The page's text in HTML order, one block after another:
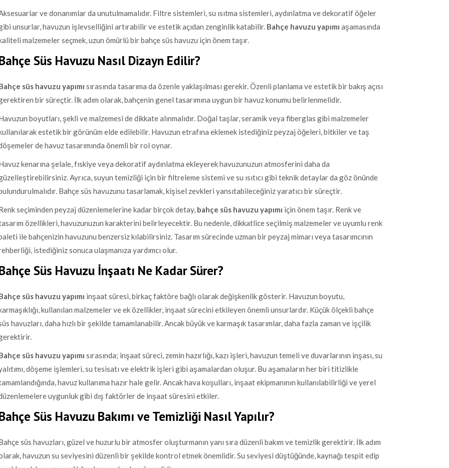
ve donanımlar da unutulmamalıdır. Filtre sistemleri, su ısıtma sistemleri, aydınlatma ve dekoratif öğeler
unsurlar, havuzun işlevselliğini artırabilir ve estetik açıdan zenginlik katabilir. Bahçe havuzu yapımı aşamasında
malzemeler seçmek, uzun ömürlü bir bahçe süs havuzu için önem taşır.
Süs Havuzu Nasıl Dizayn Edilir?
süs havuzu yapımı sırasında tasarıma da özenle yaklaşılması gerekir. Özenli planlama ve estetik bir bakış açısı
bir süreçtir. İlk adım olarak, bahçenin genel tasarımına uygun bir havuz konumu belirlenmelidir.
boyutları, şekli ve malzemesi de dikkate alınmalıdır. Doğal taşlar, seramik veya fiberglas gibi malzemeler
estetik bir görünüm elde edilebilir. Havuzun etrafına eklemek istediğiniz peyzaj öğeleri, bitkiler ve taş
de havuz tasarımında önemli bir rol oynar.
kenarına şelale, fıskiye veya dekoratif aydınlatma ekleyerek havuzunuzun atmosferini daha da
Ayrıca, suyun temizliği için bir filtreleme sistemi ve su ısıtıcı gibi teknik detaylar da göz önünde
Bahçe süs havuzunu tasarlamak, kişisel zevkleri yansıtabileceğiniz yaratıcı bir süreçtir.
seçiminden peyzaj düzenlemelerine kadar birçok detay, bahçe süs havuzu yapımı için önem taşır. Renk ve
özellikleri, havuzunuzun karakterini belirleyecektir. Bu nedenle, dikkatlice seçilmiş malzemeler ve uyumlu renk
ile bahçenizin havuzunu benzersiz kılabilirsiniz. Tasarım sürecinde uzman bir peyzaj mimarı veya tasarımcının
istediğiniz sonuca ulaşmanıza yardımcı olur.
Süs Havuzu İnşaatı Ne Kadar Sürer?
süs havuzu yapımı inşaat süresi, birkaç faktöre bağlı olarak değişkenlik gösterir. Havuzun boyutu,
kullanılan malzemeler ve ek özellikler, inşaat sürecini etkileyen önemli unsurlardır. Küçük ölçekli bahçe
havuzları, daha hızlı bir şekilde tamamlanabilir. Ancak büyük ve karmaşık tasarımlar, daha fazla zaman ve işçilik
süs havuzu yapımı sırasında; inşaat süreci, zemin hazırlığı, kazı işleri, havuzun temeli ve duvarlarının inşası, su
döşeme işlemleri, su tesisatı ve elektrik işleri gibi aşamalardan oluşur. Bu aşamaların her biri titizlikle
havuz kullanıma hazır hale gelir. Ancak hava koşulları, inşaat ekipmanının kullanılabilirliği ve yerel
uygunluk gibi dış faktörler de inşaat süresini etkiler.
Süs Havuzu Bakımı ve Temizliği Nasıl Yapılır?
süs havuzları, güzel ve huzurlu bir atmosfer oluşturmanın yanı sıra düzenli bakım ve temizlik gerektirir. İlk adım
havuzun su seviyesini düzenli bir şekilde kontrol etmek önemlidir. Su seviyesi düştüğünde, kaynağı tespit edip